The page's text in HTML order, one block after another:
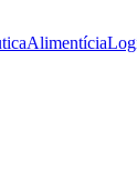
Alimentícia